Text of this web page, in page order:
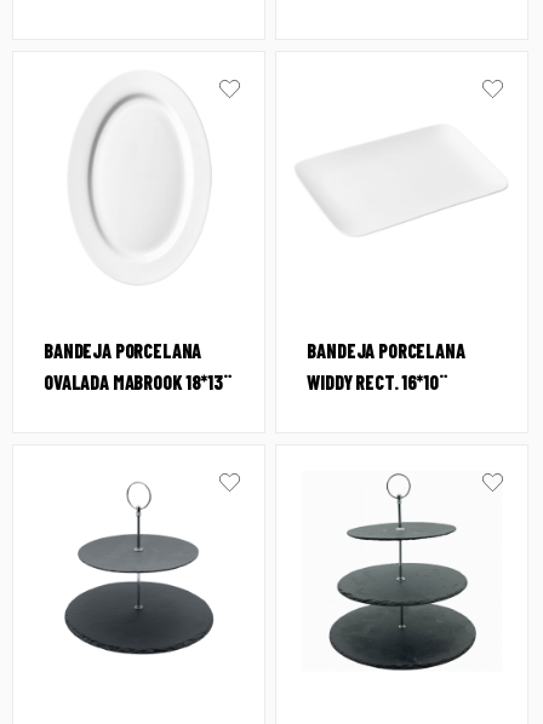
BANDEJA PORCELANA
OVALADA MABROOK 18*13¨
BANDEJA PORCELANA
WIDDY RECT. 16*10¨